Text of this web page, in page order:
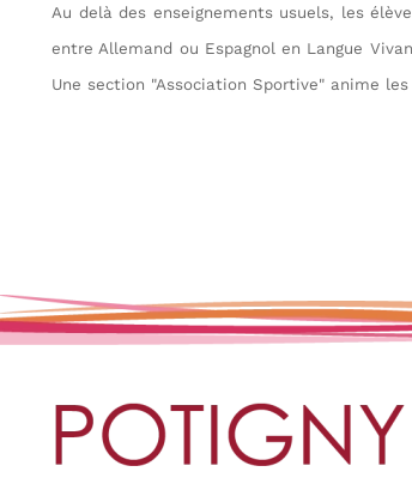
Au delà des enseignements usuels, les
entre Allemand ou Espagnol en Langue
Une section "Association Sportive" anime